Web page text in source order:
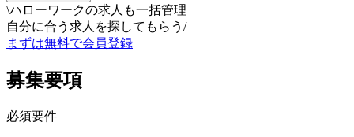
\ハローワークの求人も一括管理
自分に合う求人を探してもらう /
まずは無料で会員登録
募集要項
必須要件